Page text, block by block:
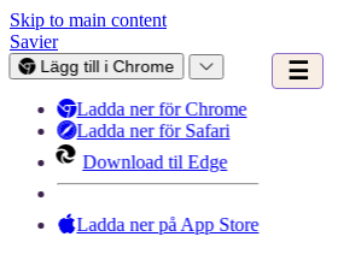
Skip to main content
Savier
Lägg till i Chrome
Ladda ner för Chrome
Ladda ner för Safari
Download til Edge
Ladda ner på App Store
☰